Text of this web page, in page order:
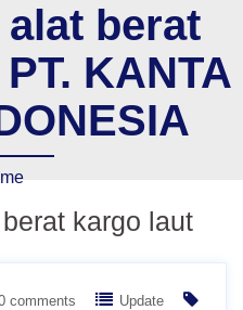
berat
KANTA
kargo laut
comments
Update